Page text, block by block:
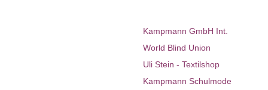
Kampmann GmbH Int.
World Blind Union
Uli Stein - Textilshop
Kampmann Schulmode